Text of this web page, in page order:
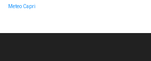
Meteo Capri